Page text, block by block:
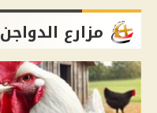
مزارع الدواجن